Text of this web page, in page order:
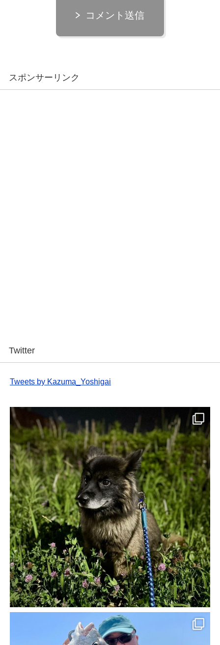
コメント送信
スポンサーリンク
Twitter
Tweets by Kazuma_Yoshigai